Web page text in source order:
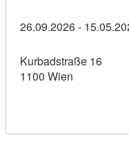
26.09.2026 -
Kurbadstraße 16
1100 Wien